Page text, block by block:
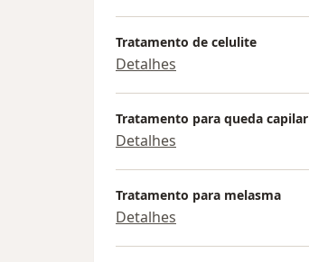
Tratamento de celulite
Detalhes
Tratamento para queda capilar
Detalhes
Tratamento para melasma
Detalhes